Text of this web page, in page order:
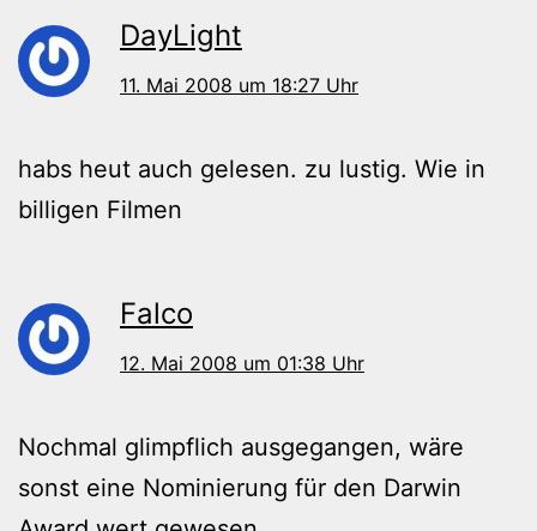
DayLight
11. Mai 2008 um 18:27 Uhr
habs heut auch gelesen. zu lustig. Wie in
billigen Filmen
Falco
12. Mai 2008 um 01:38 Uhr
Nochmal glimpflich ausgegangen, wäre
sonst eine Nominierung für den Darwin